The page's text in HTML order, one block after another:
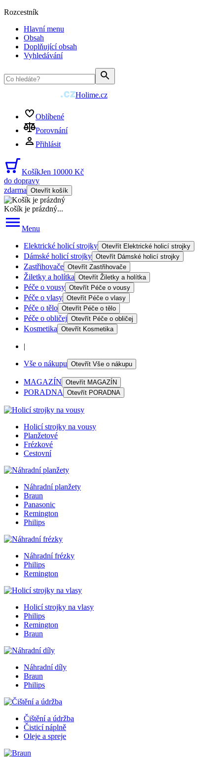
Rozcestník
Hlavní menu
Obsah
Doplňující obsah
Vyhledávání
Holime.cz
Oblíbené
Porovnání
Přihlásit
KošíkJen 10000 Kč
do dopravy
zdarma Otevřít košík
Košík je prázdný...
Menu
Elektrické holicí strojky Otevřít Elektrické holicí strojky
Dámské holicí strojky Otevřít Dámské holicí strojky
Zastřihovače Otevřít Zastřihovače
Žiletky a holítka Otevřít Žiletky a holítka
Péče o vousy Otevřít Péče o vousy
Péče o vlasy Otevřít Péče o vlasy
Péče o tělo Otevřít Péče o tělo
Péče o obličej Otevřít Péče o obličej
Kosmetika Otevřít Kosmetika
|
Vše o nákupu Otevřít Vše o nákupu
MAGAZÍN Otevřít MAGAZÍN
PORADNA Otevřít PORADNA
Holicí strojky na vousy
Planžetové
Frézkové
Cestovní
Náhradní planžety
Braun
Panasonic
Remington
Philips
Náhradní frézky
Philips
Remington
Holicí strojky na vlasy
Philips
Remington
Braun
Náhradní díly
Braun
Philips
Čištění a údržba
Čisticí náplně
Oleje a spreje